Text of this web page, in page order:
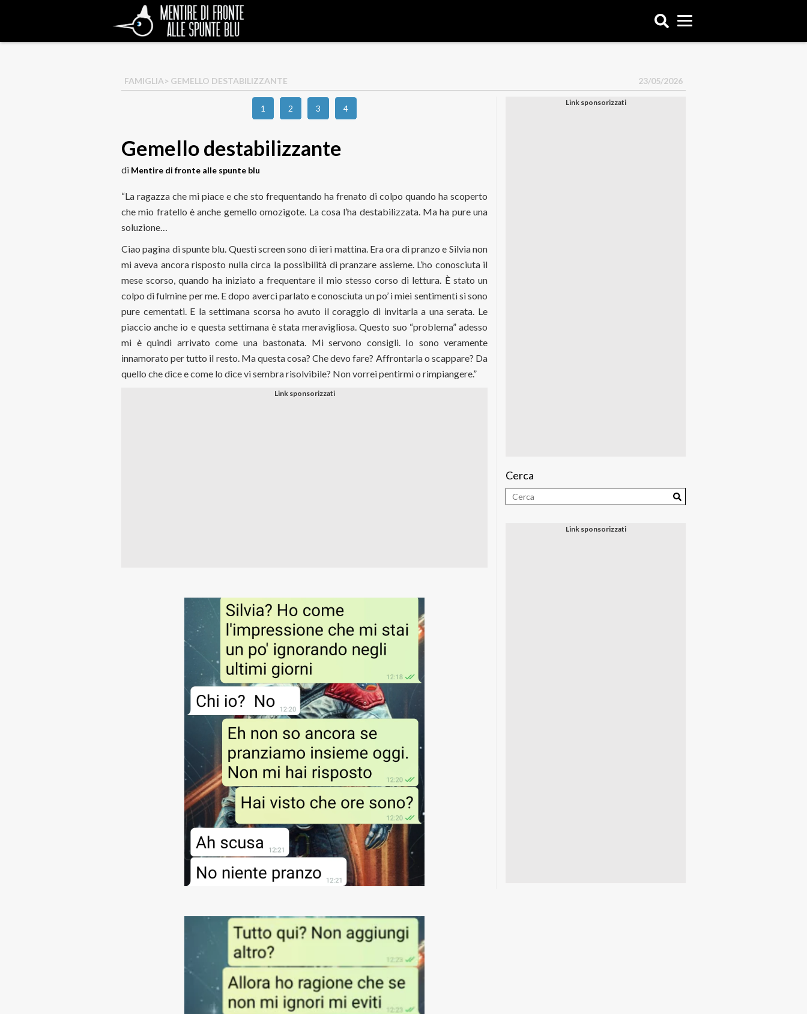
FAMIGLIA> GEMELLO DESTABILIZZANTE 23/05/2026
1 2 3 4
Gemello destabilizzante
di Mentire di fronte alle spunte blu
“La ragazza che mi piace e che sto frequentando ha frenato di colpo quando ha scoperto
che mio fratello è anche gemello omozigote. La cosa l’ha destabilizzata. Ma ha pure una
soluzione…
Ciao pagina di spunte blu. Questi screen sono di ieri mattina. Era ora di pranzo e Silvia non
mi aveva ancora risposto nulla circa la possibilità di pranzare assieme. L’ho conosciuta il
mese scorso, quando ha iniziato a frequentare il mio stesso corso di lettura. È stato un
colpo di fulmine per me. E dopo averci parlato e conosciuta un po’ i miei sentimenti si sono
pure cementati. E la settimana scorsa ho avuto il coraggio di invitarla a una serata. Le
piaccio anche io e questa settimana è stata meravigliosa. Questo suo “problema” adesso
mi è quindi arrivato come una bastonata. Mi servono consigli. Io sono veramente
innamorato per tutto il resto. Ma questa cosa? Che devo fare? Affrontarla o scappare? Da
quello che dice e come lo dice vi sembra risolvibile? Non vorrei pentirmi o rimpiangere.”
Cerca